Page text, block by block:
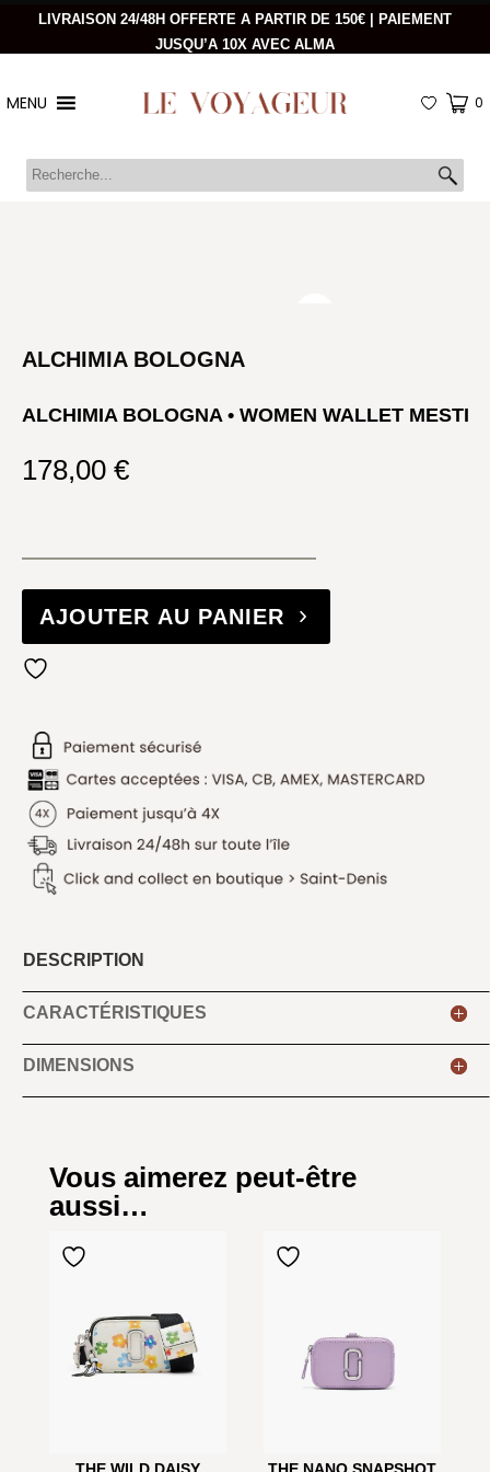
LIVRAISON 24/48H OFFERTE A PARTIR DE 150€ | PAIEMENT
JUSQU’A 10X AVEC ALMA
MENU 0
ALCHIMIA BOLOGNA
ALCHIMIA BOLOGNA • WOMEN WALLET MESTI
178,00 €
AJOUTER AU PANIER
DESCRIPTION
CARACTÉRISTIQUES
DIMENSIONS
Vous aimerez peut-être
aussi…